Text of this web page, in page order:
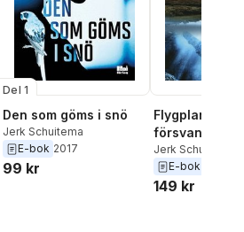
Del 1
Den som göms i snö
Jerk Schuitema
E-bok 2017
99 kr
Flygplanet
försvann
Jerk Schuitema
E-bok
149 kr